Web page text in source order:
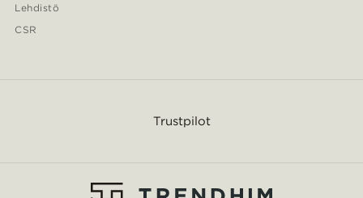
Lehdistö
CSR
Trustpilot